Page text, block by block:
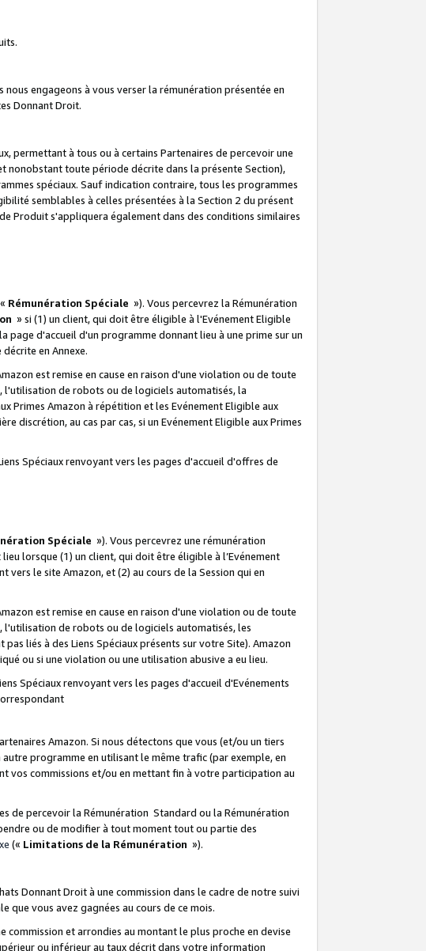
nous engageons à vous verser la rémunération présentée en
Donnant Droit.
permettant à tous ou à certains Partenaires de percevoir une
nonobstant toute période décrite dans la présente Section),
spéciaux. Sauf indication contraire, tous les programmes
semblables à celles présentées à la Section 2 du présent
Produit s'appliquera également dans des conditions similaires
Rémunération Spéciale »). Vous percevrez la Rémunération
» si (1) un client, qui doit être éligible à l'Evénement Eligible
page d'accueil d'un programme donnant lieu à une prime sur un
en Annexe.
est remise en cause en raison d'une violation ou de toute
l'utilisation de robots ou de logiciels automatisés, la
Primes Amazon à répétition et les Evénement Eligible aux
discrétion, au cas par cas, si un Evénement Eligible aux Primes
Spéciaux renvoyant vers les pages d'accueil d'offres de
Spéciale »). Vous percevrez une rémunération
lieu lorsque (1) un client, qui doit être éligible à l’Evénement
le site Amazon, et (2) au cours de la Session qui en
est remise en cause en raison d'une violation ou de toute
l'utilisation de robots ou de logiciels automatisés, les
liés à des Liens Spéciaux présents sur votre Site). Amazon
ou si une violation ou une utilisation abusive a eu lieu.
Spéciaux renvoyant vers les pages d'accueil d'Evénements
Amazon. Si nous détectons que vous (et/ou un tiers
programme en utilisant le même trafic (par exemple, en
vos commissions et/ou en mettant fin à votre participation au
de percevoir la Rémunération Standard ou la Rémunération
ou de modifier à tout moment tout ou partie des
(« Limitations de la Rémunération »).
Donnant Droit à une commission dans le cadre de notre suivi
vous avez gagnées au cours de ce mois.
commission et arrondies au montant le plus proche en devise
ou inférieur au taux décrit dans votre information